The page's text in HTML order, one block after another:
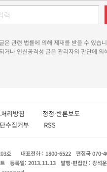
은 관련 법률에 의해 제재를 받을 수 있습
나 인신공격성 글은 관리자의 판단에 의
처리방침 정정·반론보도
수집거부 RSS
호 대표전화 : 1800-6522 편집국 070-
등록일: 2013.11.13 발행·편집인 : 강석운